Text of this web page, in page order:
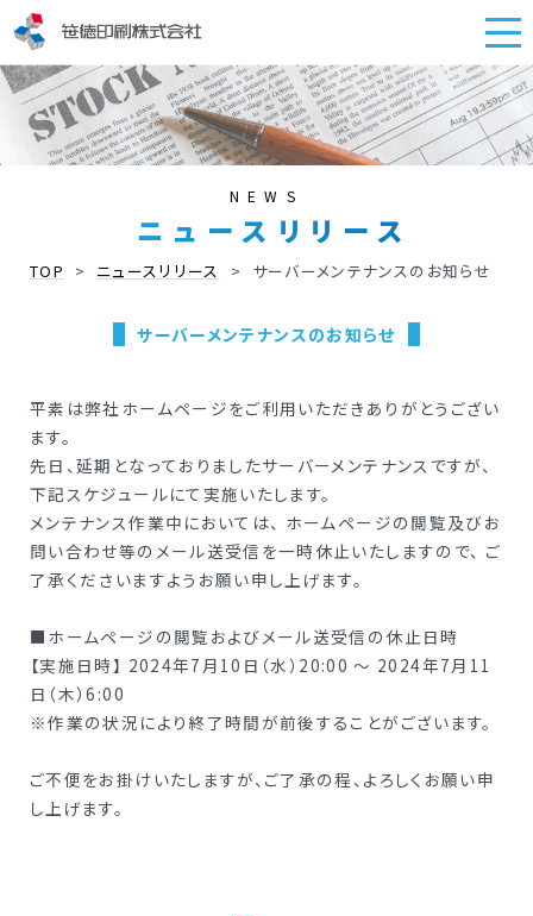
NEWS
ニュース リリース
TOP > ニュースリリース > サーバーメンテナンスのお知らせ
サーバーメンテナンスのお知らせ
平素は弊社ホームページをご利用いただきありがとうござい
ます。
先日、延期となっておりましたサーバーメンテナンスですが、
下記スケジュールにて実施いたします。
メンテナンス作業中においては、 ホームページの閲覧及びお
問い合わせ等のメール送受信を一時休止いたしますので、 ご
了承くださいますようお願い申し上げます。
■ホームページの閲覧およびメール送受信の休止日時
【実施日時】 2024年7月10日（水）20:00 ～ 2024年7月11
日（木）6:00
※作業の状況により終了時間が前後することがございます。
ご不便をお掛けいたしますが、ご了承の程、よろしくお願い申
し上げます。